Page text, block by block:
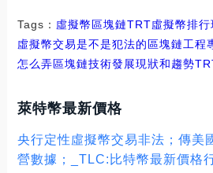
Tags： 虛擬幣 區塊鏈TRT虛擬幣排行
虛擬幣交易是不是犯法的區塊鏈工程
怎么弄區塊鏈技術發展現狀和趨勢
萊特幣最新價格
央行定性虛擬幣交易非法；傳美
營數據；_TLC:比特幣最新價格